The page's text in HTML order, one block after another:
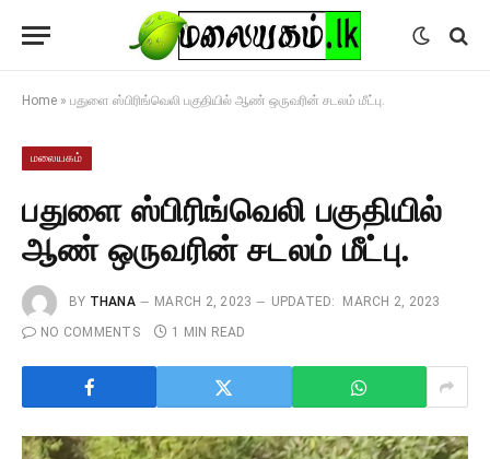
Home » பதுளை ஸ்பிரிங்வெலி பகுதியில் ஆண் ஒருவரின் சடலம் மீட்பு.
மலையகம்
பதுளை ஸ்பிரிங்வெலி பகுதியில்
ஆண் ஒருவரின் சடலம் மீட்பு.
BY THANA MARCH 2, 2023 UPDATED:
MARCH 2, 2023
NO COMMENTS
1 MIN READ